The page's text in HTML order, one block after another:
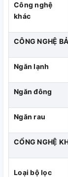
Công nghệ
khác
CÔNG NGHỆ
Ngăn lạnh
Ngăn đông
Ngăn rau
CỔNG NGHỆ
Loại bộ lọc